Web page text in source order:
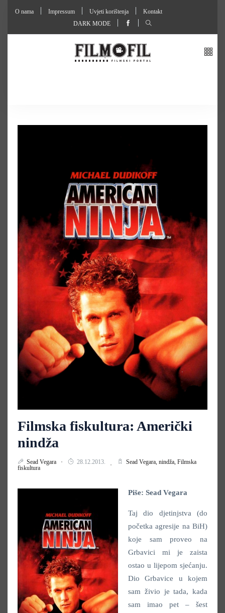
O nama Impressum Uvjeti korištenja
Kontakt
DARK MODE
Filmska fiskultura: Američki
nindža
Sead Vegara 28.12.2013. Sead Vegara, nindža, Filmska
fiskultura
Piše: Sead Vegara
Taj dio djetinjstva (do
početka agresije na BiH)
koje sam proveo na
Grbavici mi je zaista
ostao u lijepom sjećanju.
Dio Grbavice u kojem
sam živio je tada, kada
sam imao pet – šest